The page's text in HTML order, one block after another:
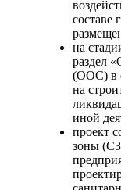
составе
на
раздел
(ООС) в
на
иной
проект
зоны